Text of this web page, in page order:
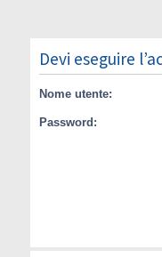
Devi eseguire
Nome utente:
Password: